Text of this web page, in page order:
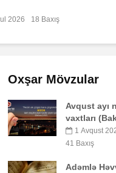
2026 18 Baxış
Oxşar Mövzular
Səba surəsi
10 İyul 2026
40 Baxış
7 İyul 2026